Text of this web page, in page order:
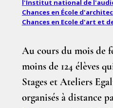
l'Institut national de
Chances en École
Chances en Ecole d'art et
Au cours du mois de
moins de 124 élèves
Stages et Ateliers
organisés à distance